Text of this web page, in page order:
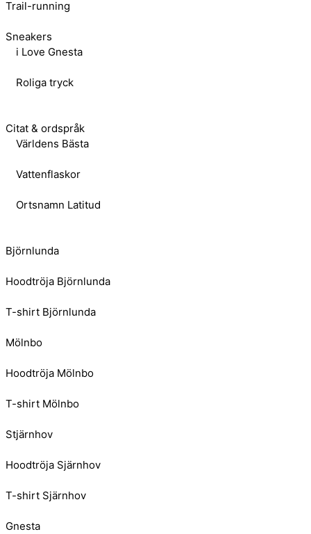
Trail-running
Sneakers
i Love Gnesta
Roliga tryck
Citat & ordspråk
Världens Bästa
Vattenflaskor
Ortsnamn Latitud
Björnlunda
Hoodtröja Björnlunda
T-shirt Björnlunda
Mölnbo
Hoodtröja Mölnbo
T-shirt Mölnbo
Stjärnhov
Hoodtröja Sjärnhov
T-shirt Sjärnhov
Gnesta